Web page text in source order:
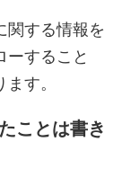
関する情報を
ーすること
す。
ことは書き